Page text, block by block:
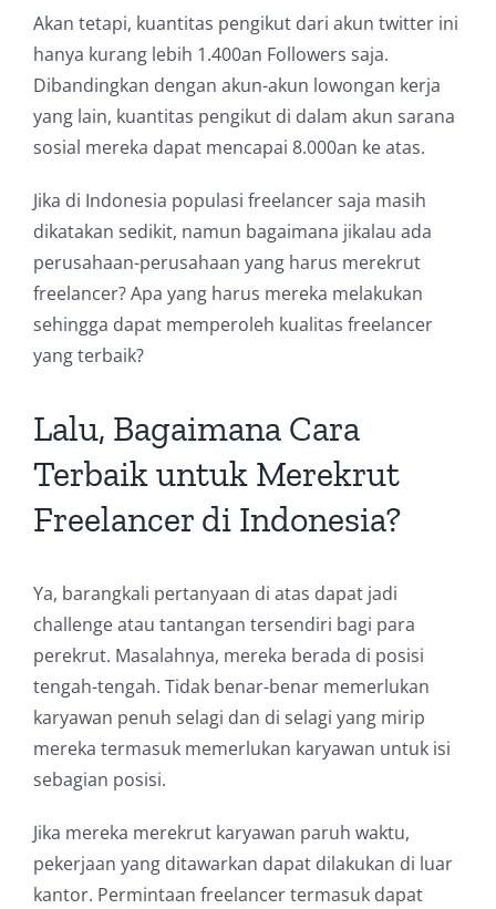
Akan tetapi, kuantitas pengikut dari akun twitter ini
hanya kurang lebih 1.400an Followers saja.
Dibandingkan dengan akun-akun lowongan kerja
yang lain, kuantitas pengikut di dalam akun sarana
sosial mereka dapat mencapai 8.000an ke atas.
Jika di Indonesia populasi freelancer saja masih
dikatakan sedikit, namun bagaimana jikalau ada
perusahaan-perusahaan yang harus merekrut
freelancer? Apa yang harus mereka melakukan
sehingga dapat memperoleh kualitas freelancer
yang terbaik?
Lalu, Bagaimana Cara
Terbaik untuk Merekrut
Freelancer di Indonesia?
Ya, barangkali pertanyaan di atas dapat jadi
challenge atau tantangan tersendiri bagi para
perekrut. Masalahnya, mereka berada di posisi
tengah-tengah. Tidak benar-benar memerlukan
karyawan penuh selagi dan di selagi yang mirip
mereka termasuk memerlukan karyawan untuk isi
sebagian posisi.
Jika mereka merekrut karyawan paruh waktu,
pekerjaan yang ditawarkan dapat dilakukan di luar
kantor. Permintaan freelancer termasuk dapat